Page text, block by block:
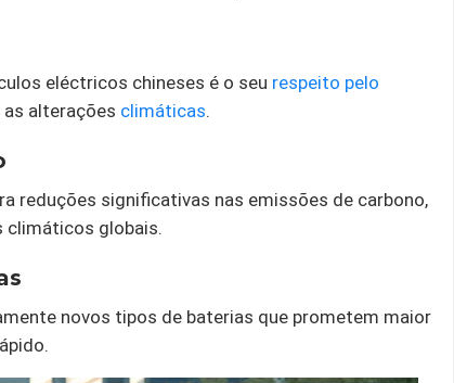
eléctricos chineses é o seu respeito pelo
alterações climáticas.
reduções significativas nas emissões de carbono,
climáticos globais.
novos tipos de baterias que prometem maior